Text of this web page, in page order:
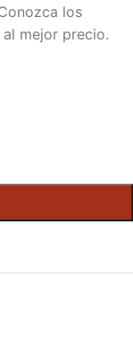
los
mejor precio.